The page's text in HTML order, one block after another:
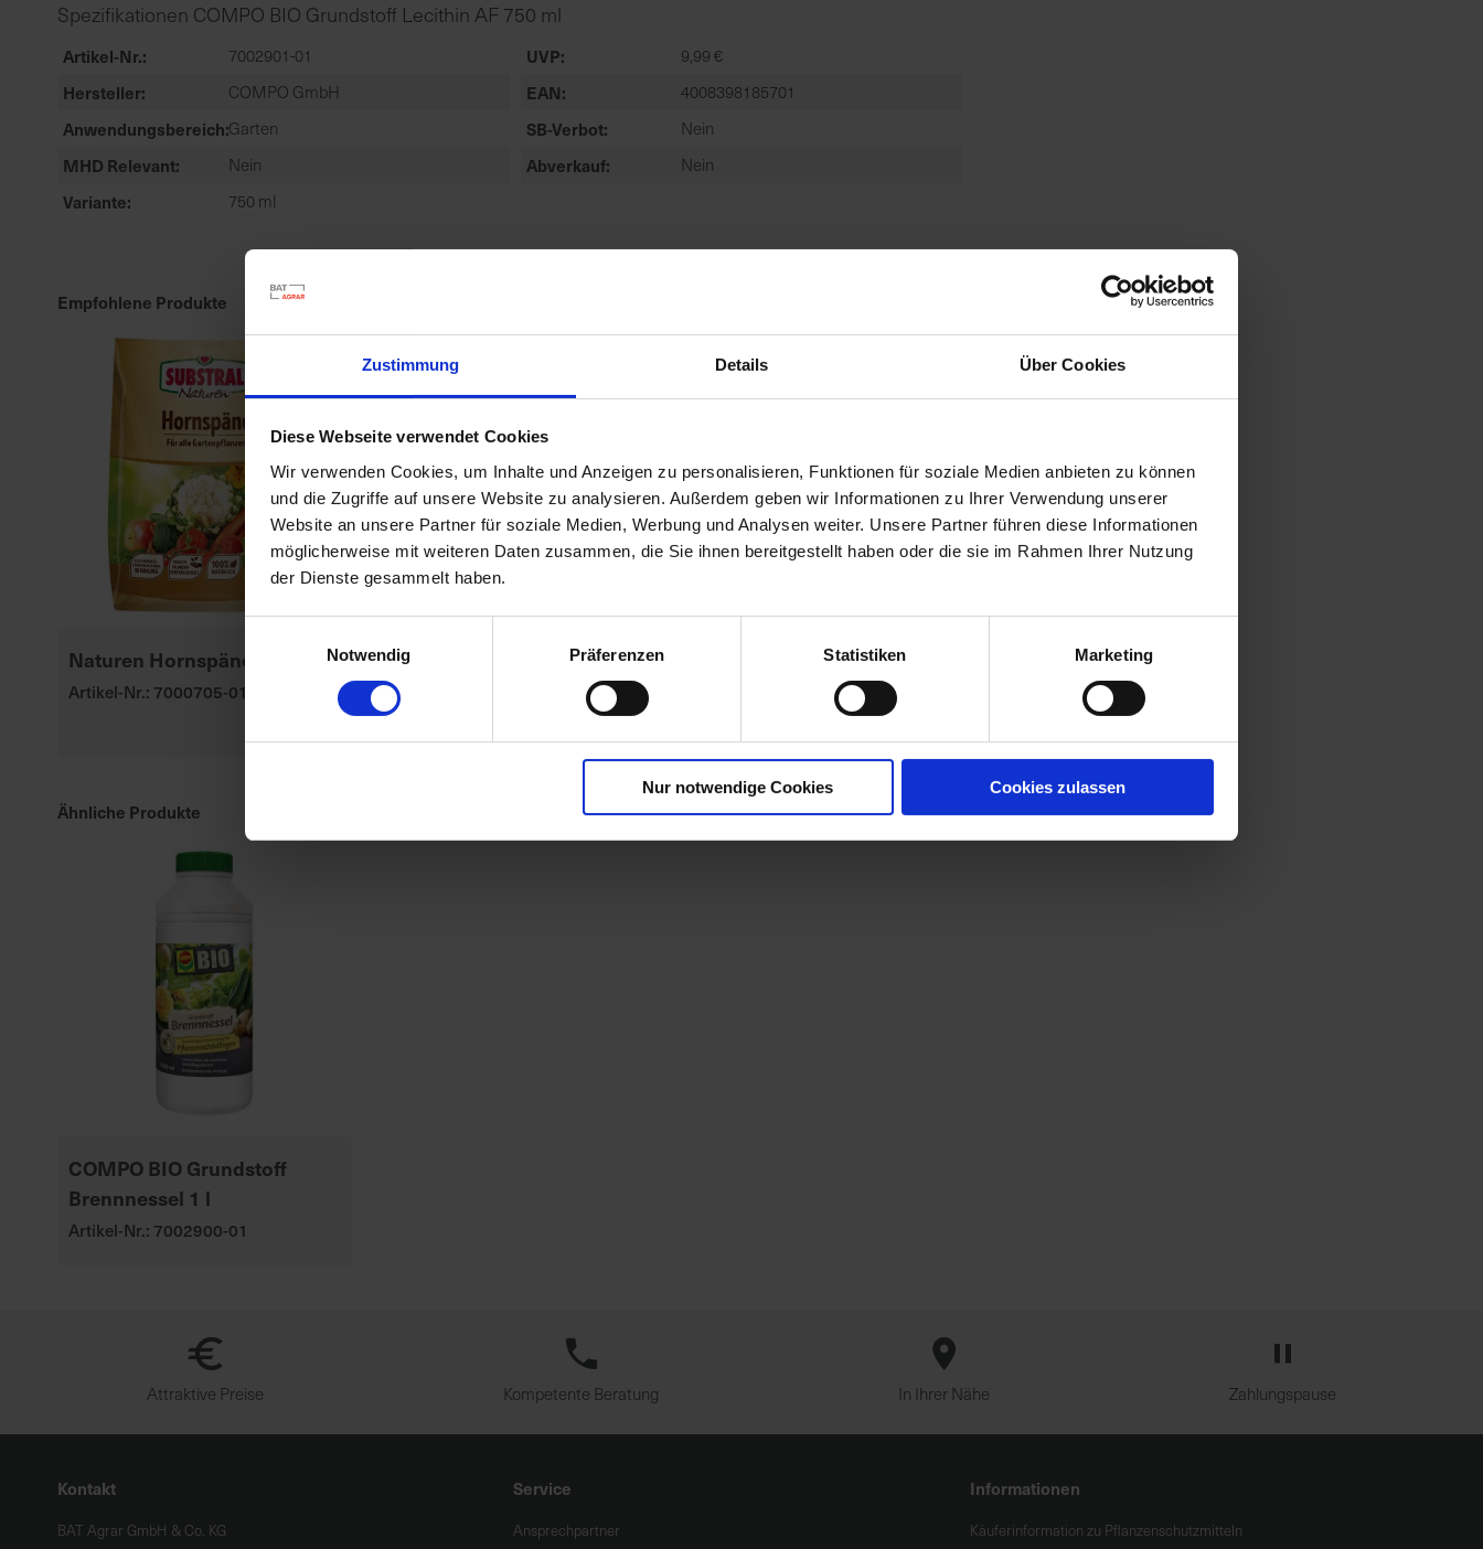
Zustimmung Details Über Cookies
Diese Webseite verwendet Cookies
Wir verwenden Cookies, um Inhalte und Anzeigen zu personalisieren, Funktionen für soziale Medien anbieten zu können
und die Zugriffe auf unsere Website zu analysieren. Außerdem geben wir Informationen zu Ihrer Verwendung unserer
Website an unsere Partner für soziale Medien, Werbung und Analysen weiter. Unsere Partner führen diese Informationen
möglicherweise mit weiteren Daten zusammen, die Sie ihnen bereitgestellt haben oder die sie im Rahmen Ihrer Nutzung
der Dienste gesammelt haben.
Notwendig
Präferenzen Statistiken Marketing
Nur notwendige Cookies Cookies zulassen
Spezifikationen COMPO BIO Grundstoff Lecithin AF 750 ml
Artikel-Nr. 7002901-01 UVP 9,99 €
Hersteller COMPO GmbH EAN 4008398185701
Anwendungsbereich Garten SB-Verbot Nein
MHD Relevant Nein Abverkauf Nein
Variante 750 ml
Empfohlene Produkte
Naturen Hornspäne
Artikel-Nr.: 7000705-01-cfg
Substral Herbst-
Rasendünger
Artikel-Nr.: 7000790-06-cfg
Ähnliche Produkte
COMPO BIO Grundstoff
Brennnessel 1 l
Artikel-Nr.: 7002900-01
Attraktive Preise Kompetente Beratung In Ihrer Nähe Zahlungspause
Kontakt
BAT Agrar GmbH & Co. KG
Service
Ansprechpartner
Informationen
Käuferinformation zu Pflanzenschutzmitteln